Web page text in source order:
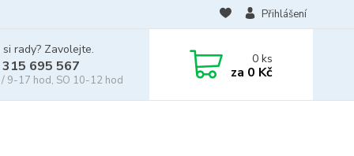
Přihlášení
rady? Zavolejte.
695 567
/ 9-17 hod, SO 10-12 hod
0ks
za 0 Kč